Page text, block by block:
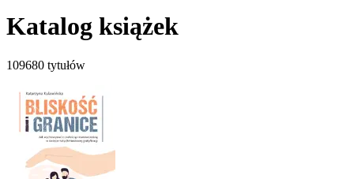
Katalog książek
109680 tytułów